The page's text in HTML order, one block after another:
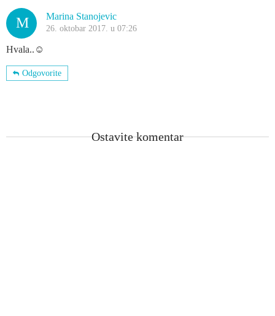
M Marina Stanojevic
26. oktobar 2017. u 07:26
Hvala..☺
Odgovorite
Ostavite komentar